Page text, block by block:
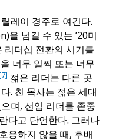
레이 경주로 여긴다.
을 넘길 수 있는 ’20미
리더십 전환의 시기를
너무 일찍 또는 너무
젊은 리더는 다른 곳
. 친 목사는 젊은 세대
며, 선임 리더를 존중
다고 단언한다. 그러나
응하지 않을 때, 후배